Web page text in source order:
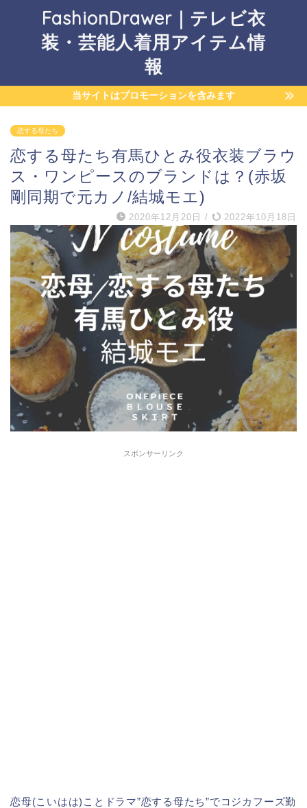
FashionDrawer｜テレビ衣
装・芸能人着用アイテム情
報
当サイトはプロモーションを含みます
恋する母たち
恋する母たち有馬ひとみ役衣装ブラウ
ス・ワンピースのブランドは？(赤坂
剛同期で元カノ/結城モエ)
2020年12月20日 / 2022年10月18日
スポンサーリンク
恋母(こいはは)ことドラマ”恋する母たち”でコジカフーズ勤